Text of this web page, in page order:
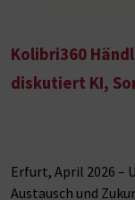
Kolibri360
diskutiert KI,
Erfurt, April 2026 –
Austausch und